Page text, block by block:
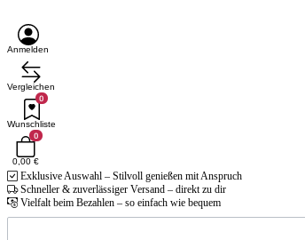
Anmelden
Vergleichen
0
Wunschliste
0
0,00 €
Exklusive Auswahl – Stilvoll genießen mit Anspruch
Schneller & zuverlässiger Versand – direkt zu dir
Vielfalt beim Bezahlen – so einfach wie bequem